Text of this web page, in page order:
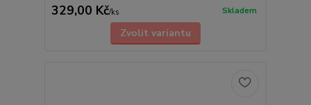
329,00 Kč/ks Skladem
Zvolit variantu